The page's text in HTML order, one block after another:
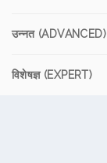
उन्नत (ADVANCED)
विशेषज्ञ (EXPERT)